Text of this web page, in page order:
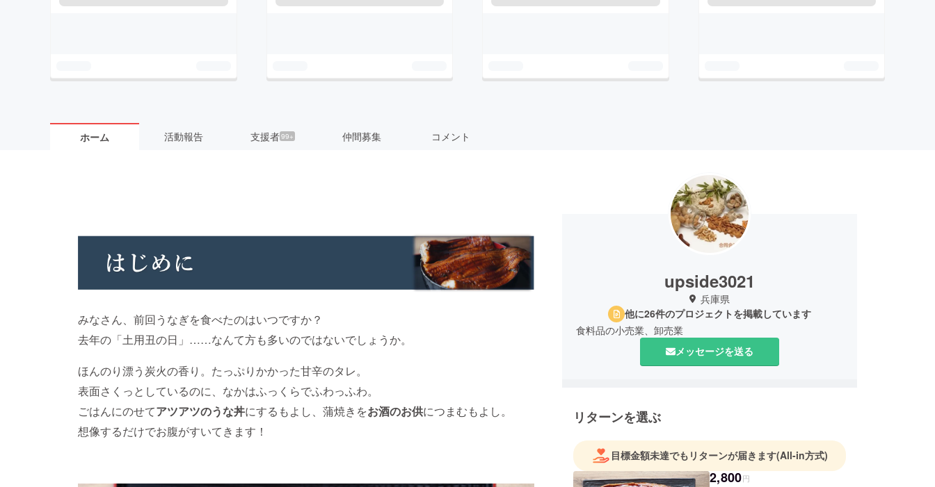
ホーム 活動報告 支援者99+ 仲間募集 コメント
みなさん、前回うなぎを食べたのはいつですか？
去年の「土用丑の日」……なんて方も多いのではないでしょうか。
ほんのり漂う炭火の香り。たっぷりかかった甘辛のタレ。
表面さくっとしているのに、なかはふっくらでふわっふわ。
ごはんにのせてアツアツのうな丼にするもよし、蒲焼きをお酒のお供につまむもよし。
想像するだけでお腹がすいてきます！
upside3021
兵庫県
他に26件のプロジェクトを掲載しています
食料品の小売業、卸売業
メッセージを送る
リターンを選ぶ
目標金額未達でもリターンが届きます(All-in方式)
2,800円